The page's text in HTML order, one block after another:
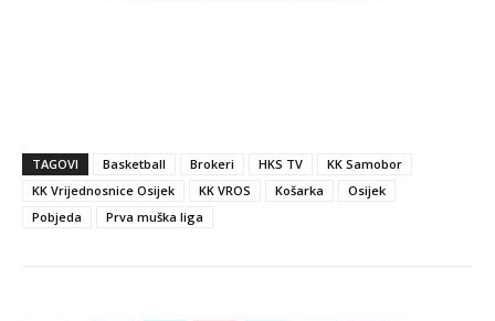
TAGOVI Basketball Brokeri HKS TV
KK Samobor
KK Vrijednosnice Osijek
KK VROS Košarka
Osijek
Pobjeda
Prva muška liga